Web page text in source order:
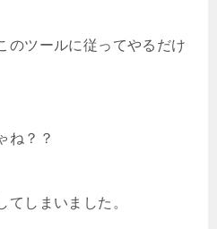
のツールに従ってやるだけ
ね？？
てしまいました。